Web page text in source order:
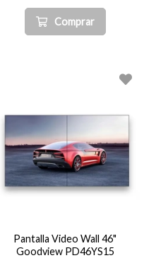
Comprar
Pantalla Video Wall 46"
Goodview PD46YS15